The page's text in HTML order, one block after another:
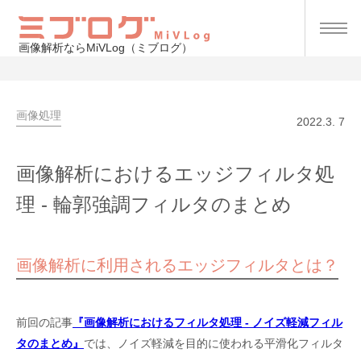
画像解析ならMiVLog（ミブログ）
画像処理 2022.3. 7
画像解析におけるエッジフィルタ処
理 - 輪郭強調フィルタのまとめ
画像解析に利用されるエッジフィルタとは？
前回の記事 『画像解析におけるフィルタ処理 - ノイズ軽減フィル
タのまとめ』 では、ノイズ軽減を目的に使われる平滑化フィルタ